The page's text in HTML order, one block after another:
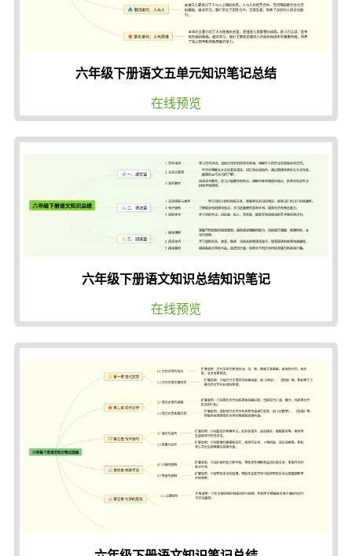
六年级下册语文五单元知识笔记总结
在线预览
六年级下册语文知识总结知识笔记
在线预览